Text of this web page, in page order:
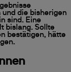
und die bisherigen
sind. Eine
bislang. Sollte
bestätigen, hätte